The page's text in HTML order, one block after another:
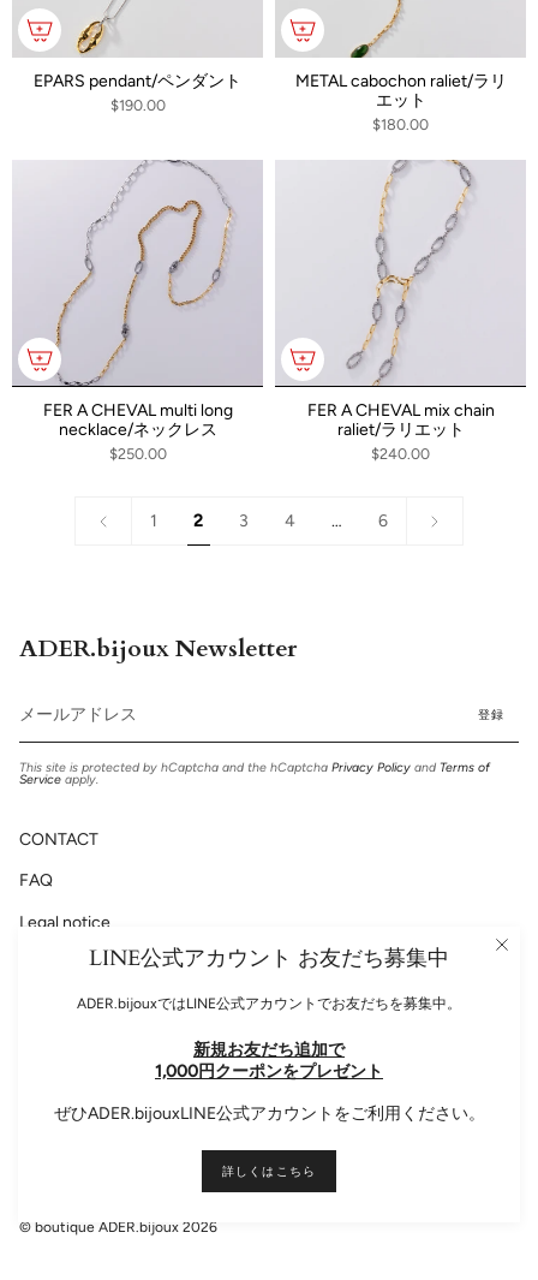
EPARS pendant/ペンダント
$190.00
METAL cabochon raliet/ラリ
エット
$180.00
FER A CHEVAL multi long
necklace/ネックレス
$250.00
FER A CHEVAL mix chain
raliet/ラリエット
$240.00
1 2 3 4 … 6
ADER.bijoux Newsletter
登録
This site is protected by hCaptcha and the hCaptcha Privacy Policy and Terms of
Service apply.
CONTACT
FAQ
Legal notice
Privacy Policy
© boutique ADER.bijoux 2026
LINE公式アカウント お友だち募集中
ADER.bijouxではLINE公式アカウントでお友だちを募集中。
新規お友だち追加で
1,000円クーポンをプレゼント
ぜひADER.bijouxLINE公式アカウントをご利用ください。
詳しくはこちら